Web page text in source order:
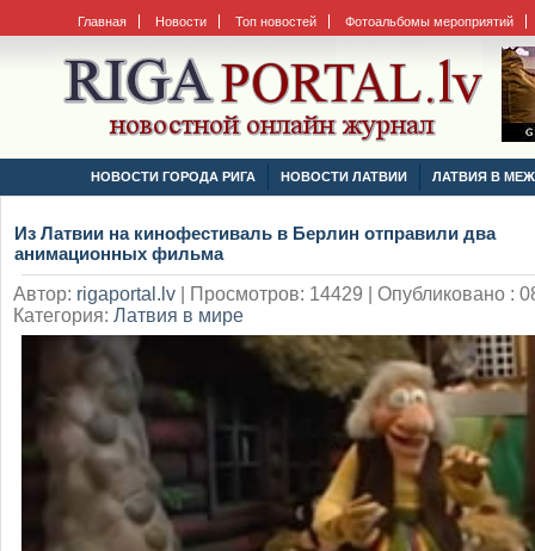
Главная Новости Топ новостей Фотоальбомы мероприятий
НОВОСТИ ГОРОДА РИГА НОВОСТИ ЛАТВИИ ЛАТВИЯ В
Из Латвии на кинофестиваль в Берлин отправили два
анимационных фильма
Автор: rigaportal.lv
Просмотров: 14429 | Опубликовано :
Категория: Латвия в мире